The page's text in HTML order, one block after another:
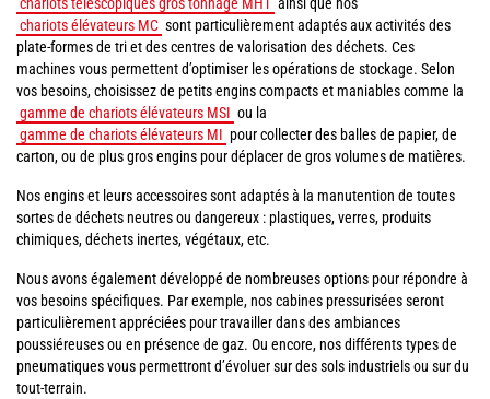
chariots élévateurs MC sont particulièrement adaptés aux activités des
plate-formes de tri et des centres de valorisation des déchets. Ces
machines vous permettent d’optimiser les opérations de stockage. Selon
vos besoins, choisissez de petits engins compacts et maniables comme la
gamme de chariots élévateurs MSI ou la
gamme de chariots élévateurs MI pour collecter des balles de papier, de
carton, ou de plus gros engins pour déplacer de gros volumes de matières.
Nos engins et leurs accessoires sont adaptés à la manutention de toutes
sortes de déchets neutres ou dangereux : plastiques, verres, produits
chimiques, déchets inertes, végétaux, etc.
Nous avons également développé de nombreuses options pour répondre à
vos besoins spécifiques. Par exemple, nos cabines pressurisées seront
particulièrement appréciées pour travailler dans des ambiances
poussiéreuses ou en présence de gaz. Ou encore, nos différents types de
pneumatiques vous permettront d’évoluer sur des sols industriels ou sur du
tout-terrain.